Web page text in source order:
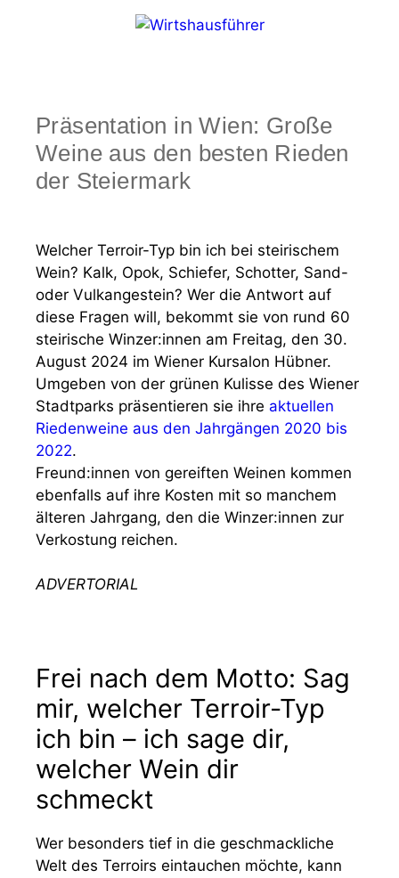
Präsentation in Wien: Große
Weine aus den besten Rieden
der Steiermark
Welcher Terroir-Typ bin ich bei steirischem
Wein? Kalk, Opok, Schiefer, Schotter, Sand-
oder Vulkangestein? Wer die Antwort auf
diese Fragen will, bekommt sie von rund 60
steirische Winzer:innen am Freitag, den 30.
August 2024 im Wiener Kursalon Hübner.
Umgeben von der grünen Kulisse des Wiener
Stadtparks präsentieren sie ihre aktuellen
Riedenweine aus den Jahrgängen 2020 bis
2022.
Freund:innen von gereiften Weinen kommen
ebenfalls auf ihre Kosten mit so manchem
älteren Jahrgang, den die Winzer:innen zur
Verkostung reichen.
ADVERTORIAL
Frei nach dem Motto: Sag
mir, welcher Terroir-Typ
ich bin – ich sage dir,
welcher Wein dir
schmeckt
Wer besonders tief in die geschmackliche
Welt des Terroirs eintauchen möchte, kann